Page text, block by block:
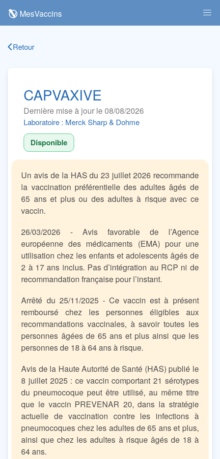
MesVaccins
Retour
CAPVAXIVE
Dernière mise à jour le 08/08/2026
Laboratoire : Merck Sharp & Dohme
Disponible
Un avis de la HAS du 23 juillet 2026 recommande
la vaccination préférentielle des adultes âgés de
65 ans et plus ou des adultes à risque avec ce
vaccin.
26/03/2026 - Avis favorable de l’Agence
européenne des médicaments (EMA) pour une
utilisation chez les enfants et adolescents âgés de
2 à 17 ans inclus. Pas d’intégration au RCP ni de
recommandation française pour l’instant.
Arrêté du 25/11/2025 - Ce vaccin est à présent
remboursé chez les personnes éligibles aux
recommandations vaccinales, à savoir toutes les
personnes âgées de 65 ans et plus ainsi que les
personnes de 18 à 64 ans à risque.
Avis de la Haute Autorité de Santé (HAS) publié le
8 juillet 2025 : ce vaccin comportant 21 sérotypes
du pneumocoque peut être utilisé, au même titre
que le vaccin PREVENAR 20, dans la stratégie
actuelle de vaccination contre les infections à
pneumocoques chez les adultes de 65 ans et plus,
ainsi que chez les adultes à risque âgés de 18 à
64 ans.